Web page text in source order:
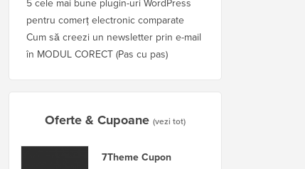
pentru comerț electronic comparate
Cum să creezi un newsletter prin e-mail
în MODUL CORECT (Pas cu pas)
Oferte & Cupoane (vezi tot)
7Theme Cupon